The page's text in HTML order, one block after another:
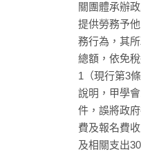
關團體承辦
提供勞務予
務行為，其
總額，依免
1（現行第3
說明，甲學
件，誤將政
費及報名費
及相關支出